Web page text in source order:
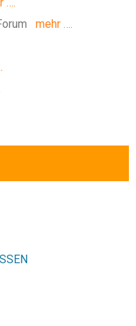
mehr ….